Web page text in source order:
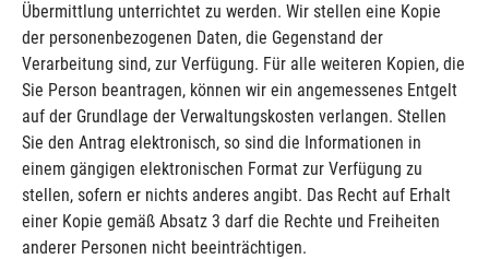
Übermittlung unterrichtet zu werden. Wir stellen eine Kopie
der personenbezogenen Daten, die Gegenstand der
Verarbeitung sind, zur Verfügung. Für alle weiteren Kopien, die
Sie Person beantragen, können wir ein angemessenes Entgelt
auf der Grundlage der Verwaltungskosten verlangen. Stellen
Sie den Antrag elektronisch, so sind die Informationen in
einem gängigen elektronischen Format zur Verfügung zu
stellen, sofern er nichts anderes angibt. Das Recht auf Erhalt
einer Kopie gemäß Absatz 3 darf die Rechte und Freiheiten
anderer Personen nicht beeinträchtigen.